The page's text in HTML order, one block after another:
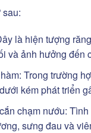
là hiện tượng
và ảnh hưởng
Trong trường
kém phát triển
chạm nướu:
sưng đau và